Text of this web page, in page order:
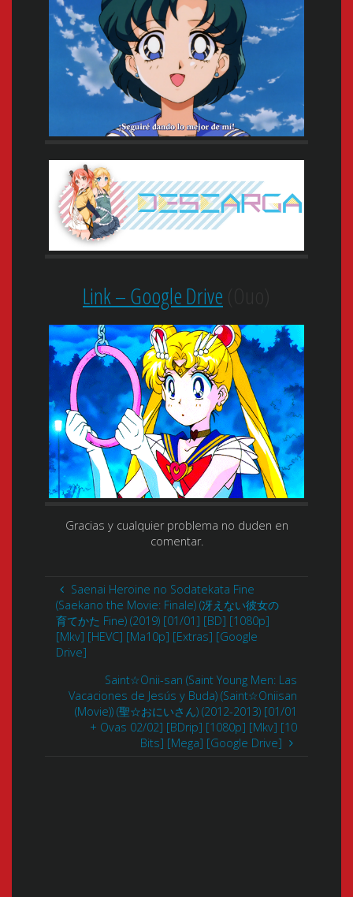
Link – Google Drive
Gracias y cualquier problema no duden en
comentar.
Saenai Heroine no Sodatekata Fine
(Saekano the Movie: Finale) (冴えない彼女の
育てかた Fine) (2019) [01/01] [BD] [1080p]
[Mkv] [HEVC] [Ma10p] [Extras] [Google
Drive]
Saint☆Onii-san (Saint Young Men: Las
Vacaciones de Jesús y Buda) (Saint☆Oniisan
(Movie)) (聖☆おにいさん) (2012-2013) [01/01
+ Ovas 02/02] [BDrip] [1080p] [Mkv] [10
Bits] [Mega] [Google Drive]